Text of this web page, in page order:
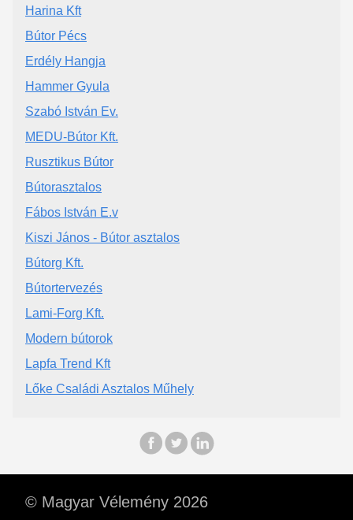
Harina Kft
Bútor Pécs
Erdély Hangja
Hammer Gyula
Szabó István Ev.
MEDU-Bútor Kft.
Rusztikus Bútor
Bútorasztalos
Fábos István E.v
Kiszi János - Bútor asztalos
Bútorg Kft.
Bútortervezés
Lami-Forg Kft.
Modern bútorok
Lapfa Trend Kft
Lőke Családi Asztalos Műhely
© Magyar Vélemény 2026